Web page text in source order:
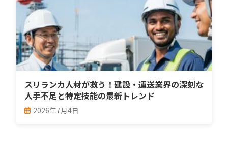
スリランカ人材が救う！建設・運送業界の深刻な
人手不足と特定技能の最新トレンド
2026年7月4日